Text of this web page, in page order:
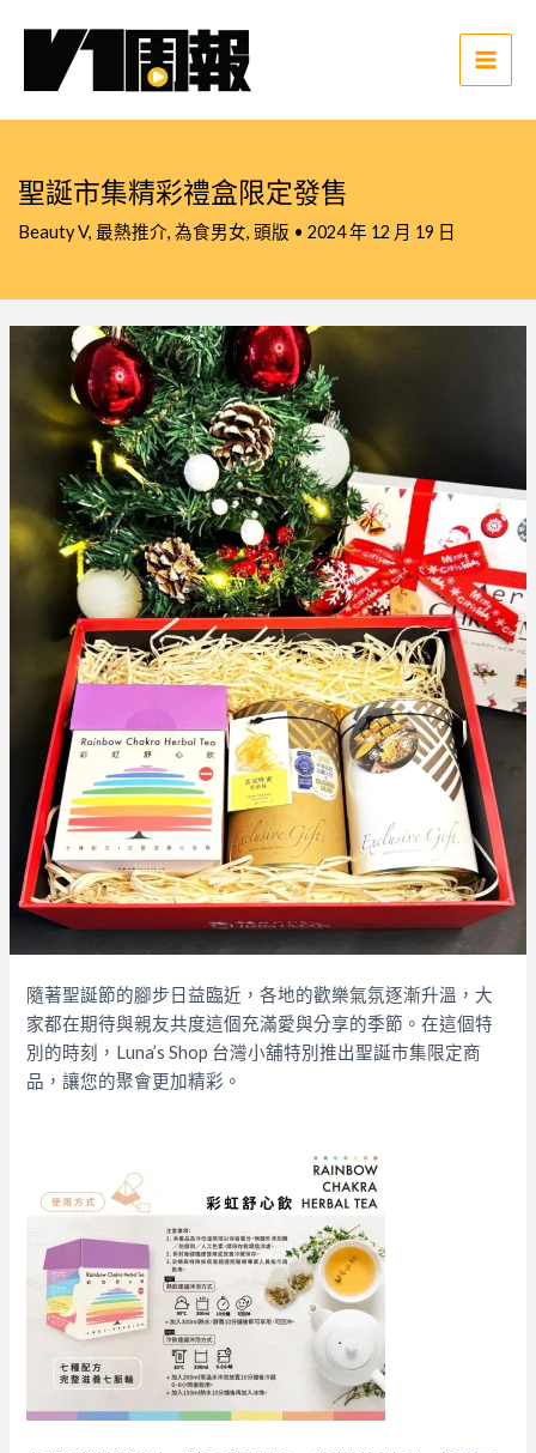
Main
聖誕市集精彩禮盒限定發售
Beauty V, 最熱推介, 為食男女, 頭版 • 2024 年 12 月 19 日
隨著聖誕節的腳步日益臨近，各地的歡樂氣氛逐漸升溫，大
家都在期待與親友共度這個充滿愛與分享的季節。在這個特
別的時刻，Luna’s Shop 台灣小舖特別推出聖誕市集限定商
品，讓您的聚會更加精彩。